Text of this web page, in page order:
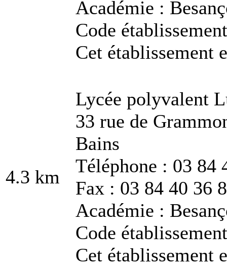
Académie :
Code
Cet établissement
4.3 km
Lycée polyvalent
33 rue de
Bains
Téléphone : 03 84
Fax : 03 84 40 36
Académie :
Code
Cet établissement